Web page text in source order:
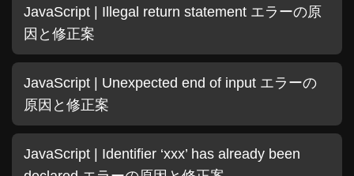
JavaScript | Illegal return statement エラーの原
因と修正案
JavaScript | Unexpected end of input エラーの
原因と修正案
JavaScript | Identifier ‘xxx’ has already been